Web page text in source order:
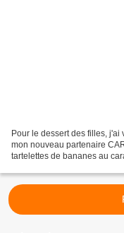
Pour le dessert des filles,
mon nouveau partenaire
tartelettes de bananes au